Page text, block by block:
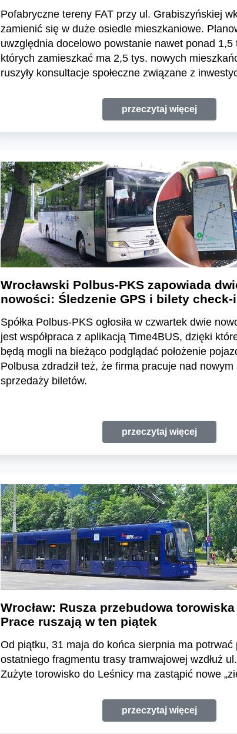
Pofabryczne tereny FAT przy ul. Grabiszyńskiej
zamienić się w duże osiedle mieszkaniowe.
uwzględnia docelowo powstanie nawet ponad 1,5
których zamieszkać ma 2,5 tys. nowych
ruszyły konsultacje społeczne związane z
przeczytaj więcej
Wrocławski Polbus-PKS zapowiada
nowości: Śledzenie GPS i bilety
Spółka Polbus-PKS ogłosiła w czwartek dwie
jest współpraca z aplikacją Time4BUS, dzięki
będą mogli na bieżąco podglądać położenie
Polbusa zdradził też, że firma pracuje nad nowym
sprzedaży biletów.
przeczytaj więcej
Wrocław: Rusza przebudowa
Prace ruszają w ten piątek
Od piątku, 31 maja do końca sierpnia ma potrwać
ostatniego fragmentu trasy tramwajowej wzdłuż
Zużyte torowisko do Leśnicy ma zastąpić nowe
przeczytaj więcej